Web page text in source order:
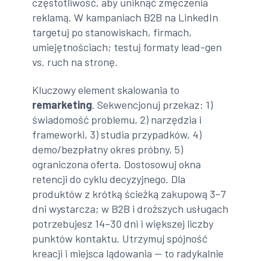
reklamą. W kampaniach B2B na LinkedIn
targetuj po stanowiskach, firmach,
umiejętnościach; testuj formaty lead-gen
vs. ruch na stronę.
Kluczowy element skalowania to
remarketing. Sekwencjonuj przekaz: 1)
świadomość problemu, 2) narzędzia i
frameworki, 3) studia przypadków, 4)
demo/bezpłatny okres próbny, 5)
ograniczona oferta. Dostosowuj okna
retencji do cyklu decyzyjnego. Dla
produktów z krótką ścieżką zakupową 3–7
dni wystarcza; w B2B i droższych usługach
potrzebujesz 14–30 dni i większej liczby
punktów kontaktu. Utrzymuj spójność
kreacji i miejsca lądowania — to radykalnie